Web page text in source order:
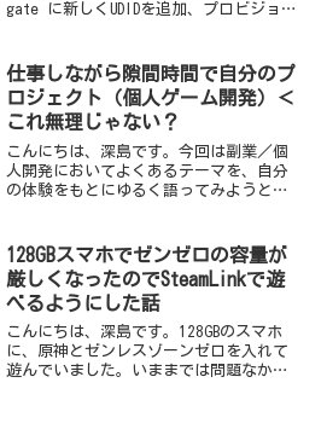
gate に新しくUDIDを追加、プロビジョニ
なりました。 かなり悩んだので、誰かの
助けになればと思いメモを残します。
仕事しながら隙間時間で自分のプ
ロジェクト（個人ゲーム開発）＜
これ無理じゃない？
こんにちは、深島です。今回は副業／個
人開発においてよくあるテーマを、自分
の体験をもとにゆるく語ってみようと思
度は思うこの夢。かくいう僕も、2年前か
らそれを実践しようと動...
128GBスマホでゼンゼロの容量が
厳しくなったのでSteamLinkで遊
べるようにした話
こんにちは、深島です。128GBのスマホ
に、原神とゼンレスゾーンゼロを入れて
遊んでいました。いままでは問題なかっ